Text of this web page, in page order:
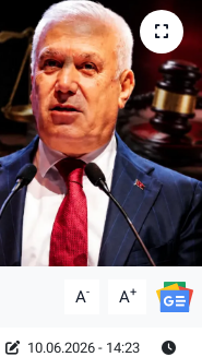
A- A+
10.06.2026 - 14:23